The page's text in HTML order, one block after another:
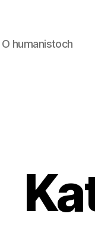
O humanistoch